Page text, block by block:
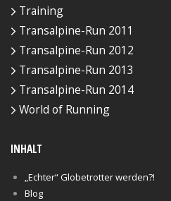
Training
Transalpine-Run 2011
Transalpine-Run 2012
Transalpine-Run 2013
Transalpine-Run 2014
World of Running
INHALT
„Echter“ Globetrotter werden?!
Blog